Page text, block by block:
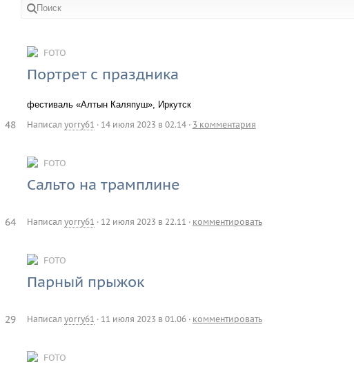
FOTO
Портрет с праздника
фестиваль «Алтын Каляпуш», Иркутск
Написал yorry61 · 14 июля 2023 в 02.14· 3 комментария
48
FOTO
Сальто на трамплине
Написал yorry61 · 12 июля 2023 в 22.11 · комментировать
64
FOTO
Парный прыжок
Написал yorry61 · 11 июля 2023 в 01.06· комментировать
29
FOTO